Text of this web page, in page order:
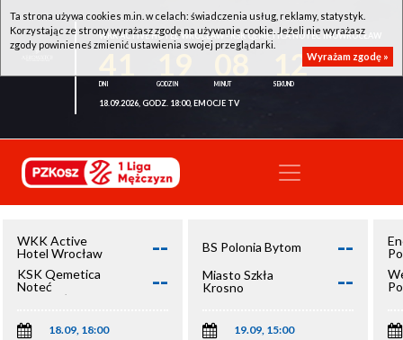
WKK ACTIVE HOTEL WROCŁAW - KSK QEMETICA NOTEĆ INOWROCŁAW
12
18.09.2026, GODZ. 18:00, EMOCJE TV
WKK Active
Hotel Wrocław
--
KSK Qemetica
Noteć
Inowrocław
--
18.09, 18:00
BS Polonia Bytom --
Miasto Szkła
Krosno
--
19.09, 15:00
Ta strona używa cookies m.in. w celach: świadczenia usług, reklamy, statystyk.
Korzystając ze strony wyrażasz zgodę na używanie cookie. Jeżeli nie wyrażasz
zgody powinieneś zmienić ustawienia swojej przeglądarki.
Wyrażam zgodę »